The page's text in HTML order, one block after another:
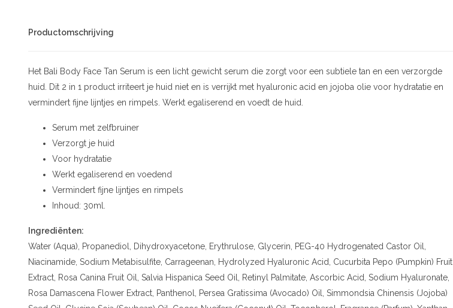
Productomschrijving
Het Bali Body Face Tan Serum is een licht gewicht serum die zorgt voor een subtiele tan en een verzorgde
huid. Dit 2 in 1 product irriteert je huid niet en is verrijkt met hyaluronic acid en jojoba olie voor hydratatie en
vermindert fijne lijntjes en rimpels. Werkt egaliserend en voedt de huid.
Serum met zelfbruiner
Verzorgt je huid
Voor hydratatie
Werkt egaliserend en voedend
Vermindert fijne lijntjes en rimpels
Inhoud: 30ml.
Ingrediënten:
Water (Aqua), Propanediol, Dihydroxyacetone, Erythrulose, Glycerin, PEG-40 Hydrogenated Castor Oil,
Niacinamide, Sodium Metabisulfite, Carrageenan, Hydrolyzed Hyaluronic Acid, Cucurbita Pepo (Pumpkin) Fruit
Extract, Rosa Canina Fruit Oil, Salvia Hispanica Seed Oil, Retinyl Palmitate, Ascorbic Acid, Sodium Hyaluronate,
Rosa Damascena Flower Extract, Panthenol, Persea Gratissima (Avocado) Oil, Simmondsia Chinensis (Jojoba)